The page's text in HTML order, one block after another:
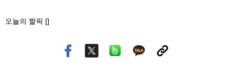
오늘의 짤픽 []